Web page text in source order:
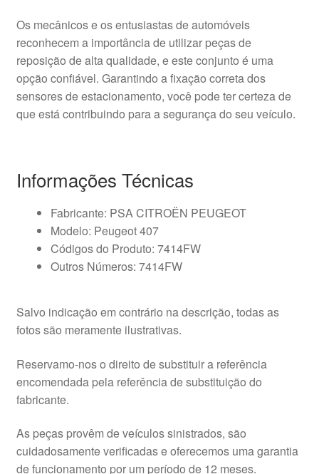
Os mecânicos e os entusiastas de automóveis
reconhecem a importância de utilizar peças de
reposição de alta qualidade, e este conjunto é uma
opção confiável. Garantindo a fixação correta dos
sensores de estacionamento, você pode ter certeza de
que está contribuindo para a segurança do seu veículo.
Informações Técnicas
Fabricante: PSA CITROËN PEUGEOT
Modelo: Peugeot 407
Códigos do Produto: 7414FW
Outros Números: 7414FW
Salvo indicação em contrário na descrição, todas as
fotos são meramente ilustrativas.
Reservamo-nos o direito de substituir a referência
encomendada pela referência de substituição do
fabricante.
As peças provêm de veículos sinistrados, são
cuidadosamente verificadas e oferecemos uma garantia
de funcionamento por um período de 12 meses.